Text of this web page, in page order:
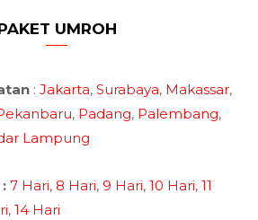
UMROH
: Jakarta, Surabaya, Makassar,
, Padang, Palembang,
Lampung
7 Hari, 8 Hari, 9 Hari, 10 Hari, 11
, 14 Hari